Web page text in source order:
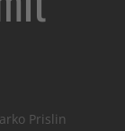
Prislin